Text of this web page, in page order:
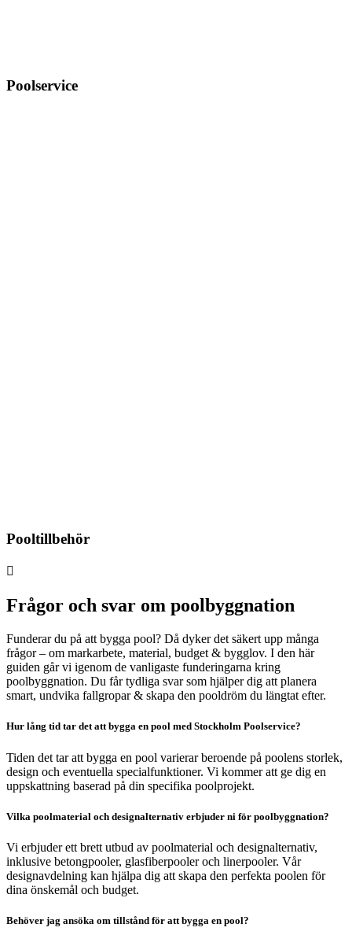
Poolservice
Pooltillbehör

Frågor och svar om poolbyggnation
Funderar du på att bygga pool? Då dyker det säkert upp många
frågor – om markarbete, material, budget & bygglov. I den här
guiden går vi igenom de vanligaste funderingarna kring
poolbyggnation. Du får tydliga svar som hjälper dig att planera
smart, undvika fallgropar & skapa den pooldröm du längtat efter.
Hur lång tid tar det att bygga en pool med Stockholm Poolservice?
Tiden det tar att bygga en pool varierar beroende på poolens storlek,
design och eventuella specialfunktioner. Vi kommer att ge dig en
uppskattning baserad på din specifika poolprojekt.
Vilka poolmaterial och designalternativ erbjuder ni för poolbyggnation?
Vi erbjuder ett brett utbud av poolmaterial och designalternativ,
inklusive betongpooler, glasfiberpooler och linerpooler. Vår
designavdelning kan hjälpa dig att skapa den perfekta poolen för
dina önskemål och budget.
Behöver jag ansöka om tillstånd för att bygga en pool?